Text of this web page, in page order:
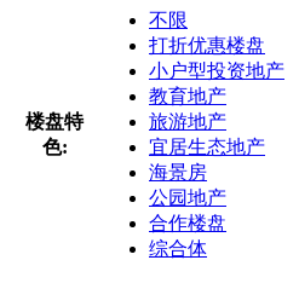
楼盘特
色:
不限
打折优惠楼盘
小户型投资地产
教育地产
旅游地产
宜居生态地产
海景房
公园地产
合作楼盘
综合体